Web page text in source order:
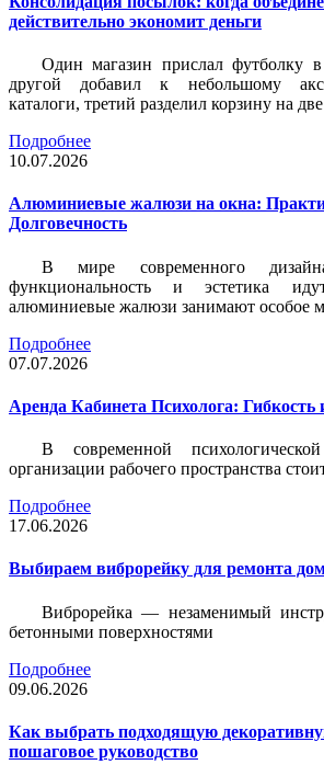
действительно экономит деньги
Один магазин прислал футболку
другой добавил к небольшому
каталоги, третий разделил корзину на
Подробнее
10.07.2026
Алюминиевые жалюзи на окна:
Долговечность
В мире современного
функциональность и эстетика
алюминиевые жалюзи занимают особое
Подробнее
07.07.2026
Аренда Кабинета Психолога:
В современной
организации рабочего пространства
Подробнее
17.06.2026
Выбираем виброрейку для ремонта
Виброрейка — незаменимый
бетонными поверхностями
Подробнее
09.06.2026
Как выбрать подходящую
пошаговое руководство